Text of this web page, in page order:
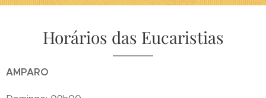
Horários das Eucaristias
AMPARO